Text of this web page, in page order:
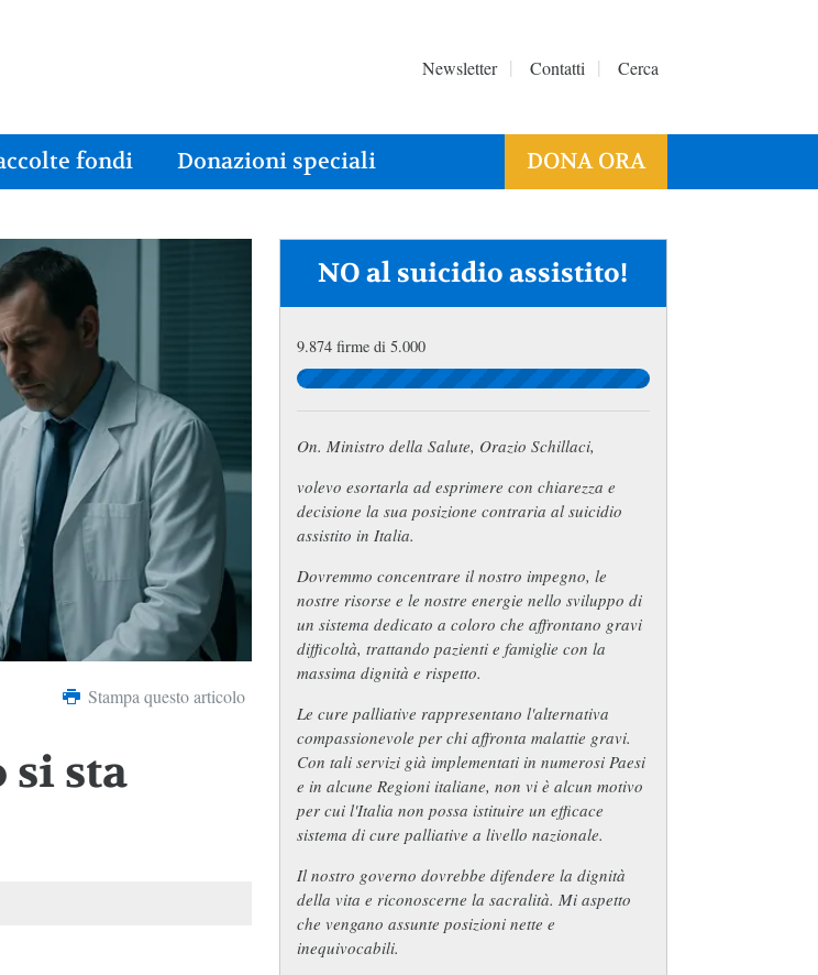
Newsletter Contatti Cerca
fondi Donazioni speciali DONA ORA
Stampa questo articolo
si sta
NO al suicidio assistito!
9.874 firme di 5.000
On. Ministro della Salute, Orazio Schillaci,
volevo esortarla ad esprimere con chiarezza e
decisione la sua posizione contraria al suicidio
assistito in Italia.
Dovremmo concentrare il nostro impegno, le
nostre risorse e le nostre energie nello sviluppo di
un sistema dedicato a coloro che affrontano gravi
difficoltà, trattando pazienti e famiglie con la
massima dignità e rispetto.
Le cure palliative rappresentano l'alternativa
compassionevole per chi affronta malattie gravi.
Con tali servizi già implementati in numerosi Paesi
e in alcune Regioni italiane, non vi è alcun motivo
per cui l'Italia non possa istituire un efficace
sistema di cure palliative a livello nazionale.
Il nostro governo dovrebbe difendere la dignità
della vita e riconoscerne la sacralità. Mi aspetto
che vengano assunte posizioni nette e
inequivocabili.